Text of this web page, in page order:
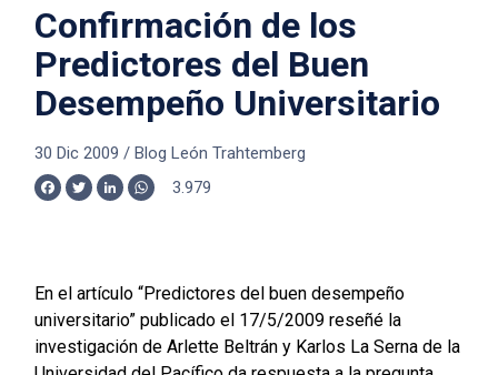
Confirmación de los
Predictores del Buen
Desempeño Universitario
30 Dic 2009 / Blog León Trahtemberg
Facebook
TwitterLinkedInWhatsApp
3.979
En el artículo “Predictores del buen desempeño
universitario” publicado el 17/5/2009 reseñé la
investigación de Arlette Beltrán y Karlos La Serna de la